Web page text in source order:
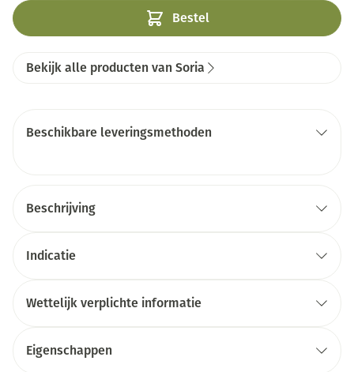
Bestel
Bekijk alle producten van Soria
Beschikbare leveringsmethoden
Beschrijving
Indicatie
Wettelijk verplichte informatie
Eigenschappen